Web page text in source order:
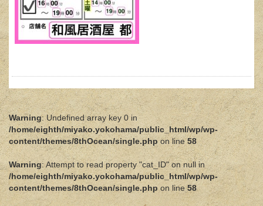
Warning: Undefined array key 0 in
/home/eighth/miyako.yokohama/public_html/wp/wp-
content/themes/8thOcean/single.phpon line58
Warning: Attempt to read property "cat_ID" on null in
/home/eighth/miyako.yokohama/public_html/wp/wp-
content/themes/8thOcean/single.phpon line58